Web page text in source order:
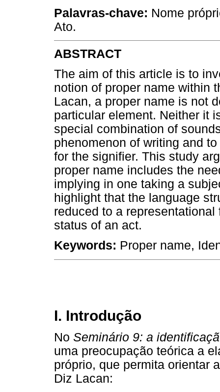
Palavras-chave: Nome
Ato.
ABSTRACT
The aim of this article is to
notion of proper name within
Lacan, a proper name is not
particular element. Neither it
special combination of
phenomenon of writing and
for the signifier. This study
proper name includes the
implying in one taking a
highlight that the language
reduced to a
status of an act.
Keywords: Proper name,
I. Introdução
No Seminário 9: a
uma preocupação teórica a
próprio, que permita orientar
Diz Lacan: